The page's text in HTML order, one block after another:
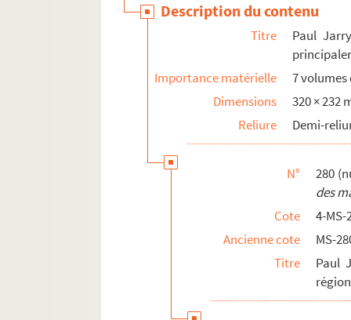
Correspondance et papiers personnels
Description du contenu
Titre
Paul
Importance matérielle
7 volumes
Dimensions
320 × 232
Reliure
Demi-
N°
280
des
Cote
4-MS-
Ancienne cote
MS-
Titre
Paul